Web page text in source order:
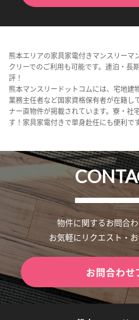
熊本エリアの家具家電付きマンスリーマ
クリーでのご利用も可能です。連泊・長
評！
熊本マンスリードットコムには、宅地建
業務主任者など国家資格保有者が在籍し
ナー直物件が掲載されています。寮・社
す！家具家電付きで単身赴任にも便利です
物件に関するお問合わ
お気軽にリクエスト・
お問合わせ